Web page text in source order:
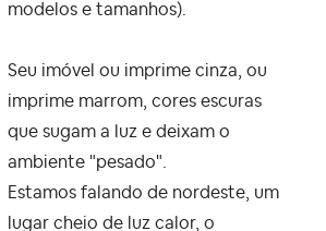
modelos e tamanhos).
Seu imóvel ou imprime cinza, ou
imprime marrom, cores escuras
que sugam a luz e deixam o
ambiente "pesado".
Estamos falando de nordeste, um
lugar cheio de luz calor, o